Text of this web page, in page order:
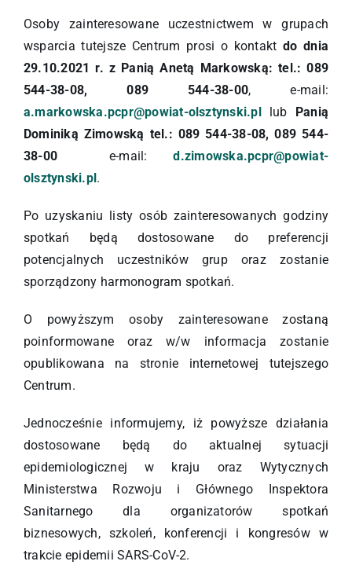
Osoby zainteresowane uczestnictwem w grupach
wsparcia tutejsze Centrum prosi o kontakt do dnia
29.10.2021 r. z Panią Anetą Markowską: tel.: 089
544-38-08, 089 544-38-00, e-mail:
a.markowska.pcpr@powiat-olsztynski.pllub Panią
Dominiką Zimowską tel.: 089 544-38-08, 089 544-
38-00 e-mail:d.zimowska.pcpr@powiat-
olsztynski.pl.
Po uzyskaniu listy osób zainteresowanych godziny
spotkań będą dostosowane do preferencji
potencjalnych uczestników grup oraz zostanie
sporządzony harmonogram spotkań.
O powyższym osoby zainteresowane zostaną
poinformowane oraz w/w informacja zostanie
opublikowana na stronie internetowej tutejszego
Centrum.
Jednocześnie informujemy, iż powyższe działania
dostosowane będą do aktualnej sytuacji
epidemiologicznej w kraju oraz Wytycznych
Ministerstwa Rozwoju i Głównego Inspektora
Sanitarnego dla organizatorów spotkań
biznesowych, szkoleń, konferencji i kongresów w
trakcie epidemii SARS-CoV-2.